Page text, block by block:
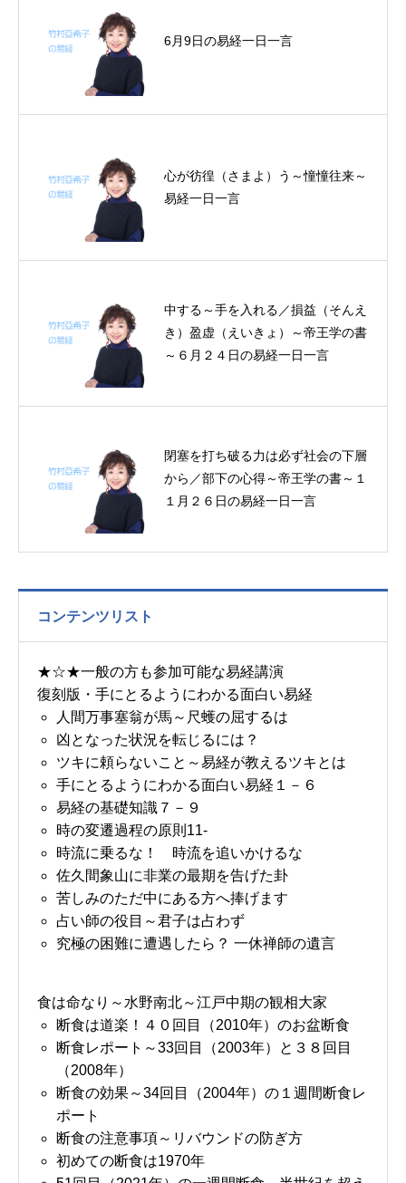
6月9日の易経一日一言
心が彷徨（さまよ）う～憧憧往来～
易経一日一言
中する～手を入れる／損益（そんえ
き）盈虚（えいきょ）～帝王学の書
～６月２４日の易経一日一言
閉塞を打ち破る力は必ず社会の下層
から／部下の心得～帝王学の書～１
１月２６日の易経一日一言
コンテンツリスト
★☆★一般の方も参加可能な易経講演
復刻版・手にとるようにわかる面白い易経
人間万事塞翁が馬～尺蠖の屈するは
凶となった状況を転じるには？
ツキに頼らないこと～易経が教えるツキとは
手にとるようにわかる面白い易経１－６
易経の基礎知識７－９
時の変遷過程の原則11-
時流に乗るな！ 時流を追いかけるな
佐久間象山に非業の最期を告げた卦
苦しみのただ中にある方へ捧げます
占い師の役目～君子は占わず
究極の困難に遭遇したら？ 一休禅師の遺言
食は命なり～水野南北～江戸中期の観相大家
断食は道楽！４０回目（2010年）のお盆断食
断食レポート～33回目（2003年）と３８回目
（2008年）
断食の効果～34回目（2004年）の１週間断食レ
ポート
断食の注意事項～リバウンドの防ぎ方
初めての断食は1970年